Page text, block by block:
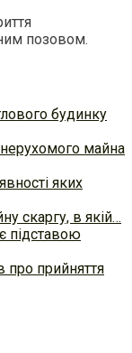
позовом.
будинку
нерухомого майна
яких
скаргу, в якій…
підставою
про прийняття